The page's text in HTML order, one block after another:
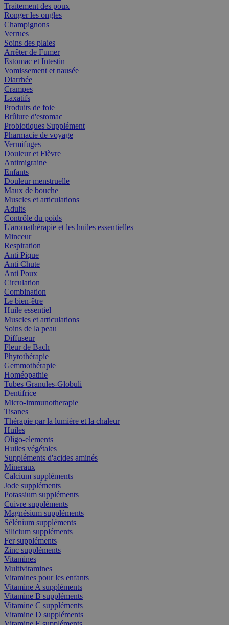
Traitement des poux
Ronger les ongles
Champignons
Verrues
Soins des plaies
Arrêter de Fumer
Estomac et Intestin
Vomissement et nausée
Diarrhée
Crampes
Laxatifs
Produits de foie
Brûlure d'estomac
Probiotiques Supplément
Pharmacie de voyage
Vermifuges
Douleur et Fièvre
Antimigraine
Enfants
Douleur menstruelle
Maux de bouche
Muscles et articulations
Adults
Contrôle du poids
L'aromathérapie et les huiles essentielles
Minceur
Respiration
Anti Pique
Anti Chute
Anti Poux
Circulation
Combination
Le bien-être
Huile essentiel
Muscles et articulations
Soins de la peau
Diffuseur
Fleur de Bach
Phytothérapie
Gemmothérapie
Homéopathie
Tubes Granules-Globuli
Dentifrice
Micro-immunotherapie
Tisanes
Thérapie par la lumière et la chaleur
Huiles
Oligo-elements
Huiles végétales
Suppléments d'acides aminés
Mineraux
Calcium suppléments
Jode suppléments
Potassium suppléments
Cuivre suppléments
Magnésium suppléments
Sélénium suppléments
Silicium suppléments
Fer suppléments
Zinc suppléments
Vitamines
Multivitamines
Vitamines pour les enfants
Vitamine A suppléments
Vitamine B suppléments
Vitamine C suppléments
Vitamine D suppléments